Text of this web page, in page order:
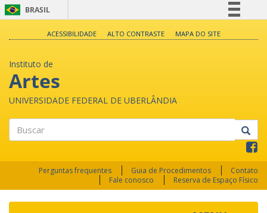
BRASIL
Legislação
Canais
ACESSIBILIDADE ALTO CONTRASTE MAPA DO SITE
Instituto de
Artes
UNIVERSIDADE FEDERAL DE UBERLÂNDIA
Perguntas frequentes Guia de Procedimentos
Contato
Fale conosco
Reserva de Espaço Físico